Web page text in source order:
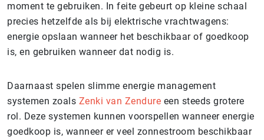
moment te gebruiken. In feite gebeurt op kleine schaal
precies hetzelfde als bij elektrische vrachtwagens:
energie opslaan wanneer het beschikbaar of goedkoop
is, en gebruiken wanneer dat nodig is.
Daarnaast spelen slimme energie management
systemen zoals Zenki van Zendure een steeds grotere
rol. Deze systemen kunnen voorspellen wanneer energie
goedkoop is, wanneer er veel zonnestroom beschikbaar